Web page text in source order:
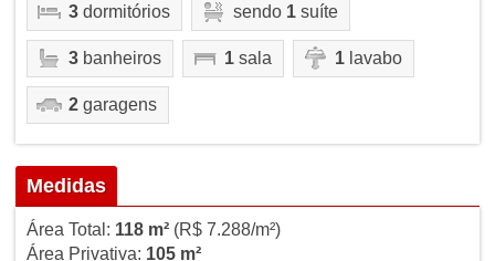
3dormitórios sendo 1suíte
3banheiros 1sala 1lavabo
2garagens
Medidas
Área Total: 118 m²(R$ 7.288/m²)
Área Privativa: 105 m²